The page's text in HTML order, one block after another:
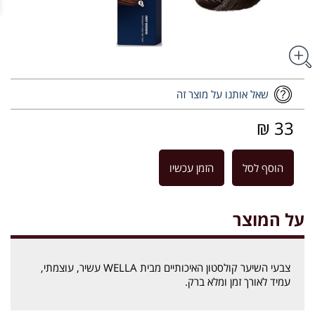
שאל אותנו על מוצר זה
33 ₪
הוסף לסל הזמן עכשיו
על המוצר
צבעי השיער קולסטון האיכותיים מבית WELLA עשיר, עוצמתי,
עמיד לאורך זמן ומלא ברק.